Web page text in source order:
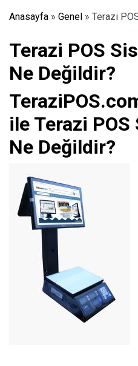
Anasayfa » Genel » Terazi
Terazi POS
Ne Değildir?
ile Terazi
Ne Değildir?